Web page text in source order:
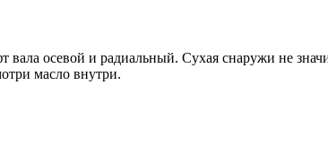
осевой и радиальный. Сухая снаружи не
масло внутри.